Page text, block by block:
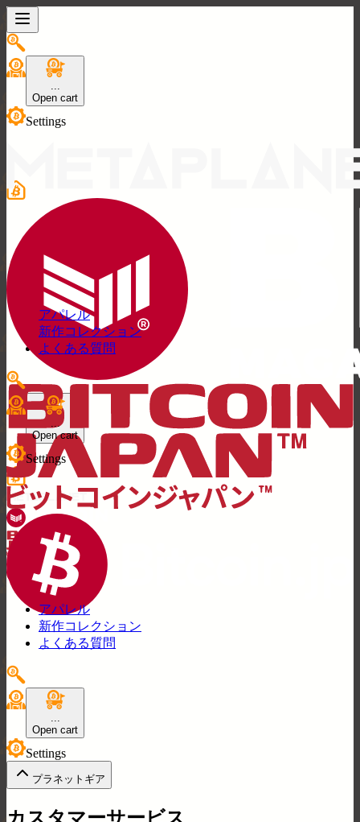
...
Open cart
Settings
アパレル
新作コレクション
よくある質問
...
Open cart
Settings
アパレル
新作コレクション
よくある質問
...
Open cart
Settings
プラネットギア